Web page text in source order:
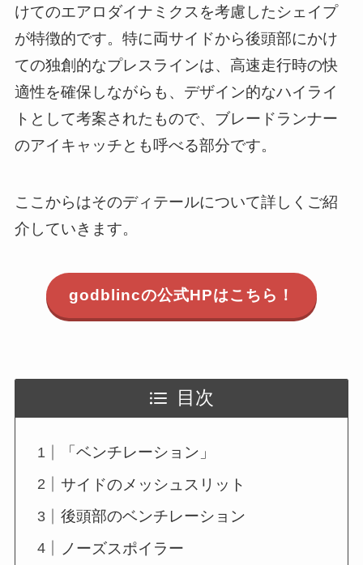
けてのエアロダイナミクスを考慮したシェイプ
が特徴的です。特に両サイドから後頭部にかけ
ての独創的なプレスラインは、高速走行時の快
適性を確保しながらも、デザイン的なハイライ
トとして考案されたもので、ブレードランナー
のアイキャッチとも呼べる部分です。
ここからはそのディテールについて詳しくご紹
介していきます。
godblincの公式HPはこちら！
目次
「ベンチレーション」
サイドのメッシュスリット
後頭部のベンチレーション
ノーズスポイラー